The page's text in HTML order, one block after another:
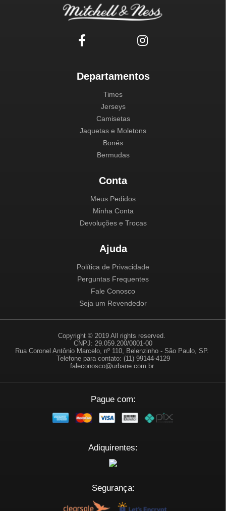
Departamentos
Times
Jerseys
Camisetas
Jaquetas e Moletons
Bonés
Bermudas
Conta
Meus Pedidos
Minha Conta
Devoluções e Trocas
Ajuda
Política de Privacidade
Perguntas Frequentes
Fale Conosco
Seja um Revendedor
Copyright © 2019 All rights reserved.
CNPJ: 29.059.200/0001-00
Rua Coronel Antônio Marcelo, nº 110, Belenzinho - São Paulo, SP.
Telefone para contato: (11) 99144-4129
faleconosco@urbane.com.br
Pague com:
Adiquirentes:
Segurança: